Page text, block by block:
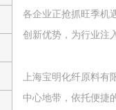
各企业正抢抓旺季机
创新优势，为行业注
上海宝明化纤原料有
中心地带，依托便捷